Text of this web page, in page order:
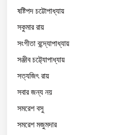
ষষ্টিপদ চট্টোপাধ্যায়
সকুমার রায়
সংগীতা বন্দ্যোপাধ্যায়
সঞ্জীব চট্ট্যোপাধ্যায়
সত্যজিৎ রায়
সবার জন্য নয়
সমরেশ বসু
সমরেশ মজুমদার